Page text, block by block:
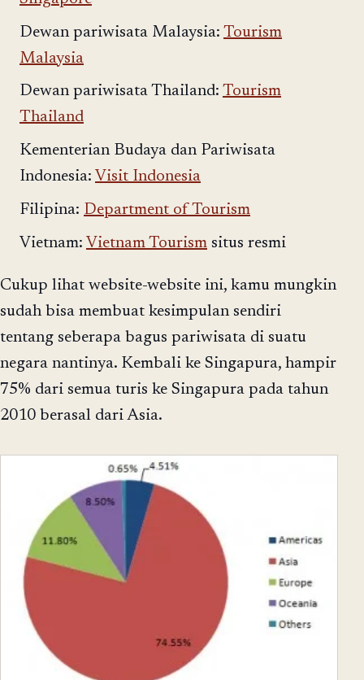
Dewan pariwisata Malaysia: Tourism
Malaysia
Dewan pariwisata Thailand: Tourism
Thailand
Kementerian Budaya dan Pariwisata
Indonesia: Visit Indonesia
Filipina: Department of Tourism
Vietnam: Vietnam Tourism situs resmi
Cukup lihat website-website ini, kamu mungkin
sudah bisa membuat kesimpulan sendiri
tentang seberapa bagus pariwisata di suatu
negara nantinya. Kembali ke Singapura, hampir
75% dari semua turis ke Singapura pada tahun
2010 berasal dari Asia.